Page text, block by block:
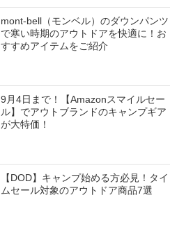
mont-bell（モンベル）のダウンパンツ
で寒い時期のアウトドアを快適に！お
すすめアイテムをご紹介
9月4日まで！【Amazonスマイルセー
ル】でアウトブランドのキャンプギア
が大特価！
【DOD】キャンプ始める方必見！タイ
ムセール対象のアウトドア商品7選